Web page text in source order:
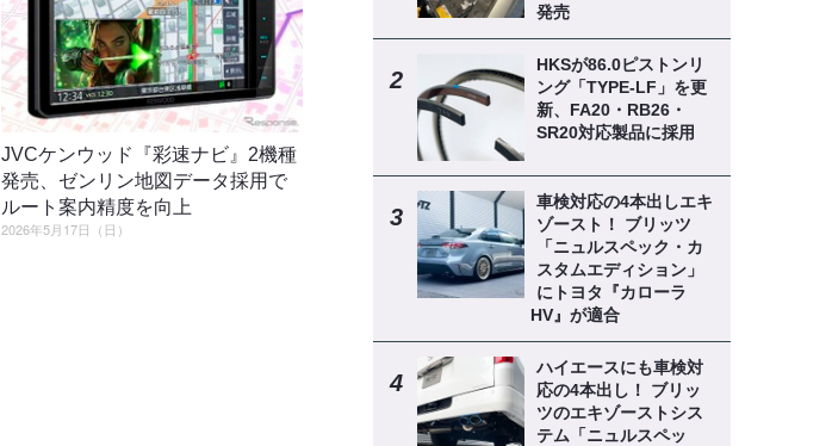
JVCケンウッド『彩速ナビ』2機種
発売、ゼンリン地図データ採用で
ルート案内精度を向上
2026年5月17日（日）
発売
HKSが86.0ピストンリ
ング「TYPE-LF」を更
新、FA20・RB26・
SR20対応製品に採用
車検対応の4本出しエキ
ゾースト！ ブリッツ
「ニュルスペック・カ
スタムエディション」
にトヨタ『カローラ
HV』が適合
ハイエースにも車検対
応の4本出し！ ブリッ
ツのエキゾーストシス
テム「ニュルスペッ